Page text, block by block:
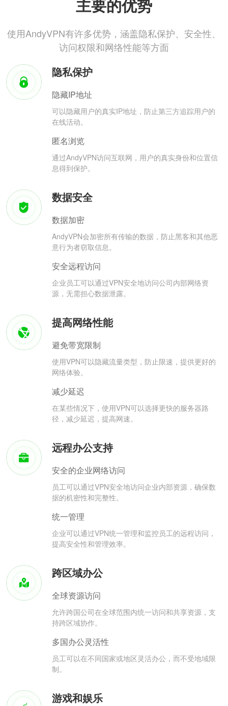
主要的优势
使用AndyVPN有许多优势，涵盖隐私保护、安全性、
访问权限和网络性能等方面
隐私保护
隐藏IP地址
可以隐藏用户的真实IP地址，防止第三方追踪用户的
在线活动。
匿名浏览
通过AndyVPN访问互联网，用户的真实身份和位置信
息得到保护。
数据安全
数据加密
AndyVPN会加密所有传输的数据，防止黑客和其他恶
意行为者窃取信息。
安全远程访问
企业员工可以通过VPN安全地访问公司内部网络资
源，无需担心数据泄露。
提高网络性能
避免带宽限制
使用VPN可以隐藏流量类型，防止限速，提供更好的
网络体验。
减少延迟
在某些情况下，使用VPN可以选择更快的服务器路
径，减少延迟，提高网速。
远程办公支持
安全的企业网络访问
员工可以通过VPN安全地访问企业内部资源，确保数
据的机密性和完整性。
统一管理
企业可以通过VPN统一管理和监控员工的远程访问，
提高安全性和管理效率。
跨区域办公
全球资源访问
允许跨国公司在全球范围内统一访问和共享资源，支
持跨区域协作。
多国办公灵活性
员工可以在不同国家或地区灵活办公，而不受地域限
制。
游戏和娱乐